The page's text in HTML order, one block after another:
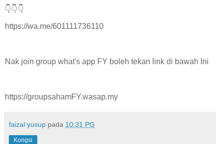
👇👇👇
https://wa.me/601111736110
Nak join group what's app FY boleh tekan link di bawah Ini
https://groupsahamFY.wasap.my
faizal yusup pada 10:31 PG
Kongsi